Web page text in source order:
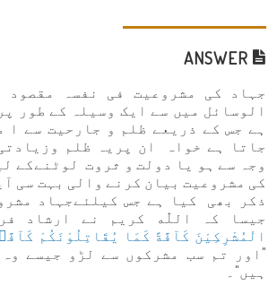
جہاد کی مشروعیت فی نفسہ مقصود
الوسائل میں سے ایک وسیلہ کے طور
ہے جس کے ذریعے ظلم و جارحیت سے ا
جاتا ہے خواہ ان پریہ ظلم
وجہ سے ہو یا دولت و ثروت لوٹنےکے
کی مشروعیت بیان کرنے والی بہت سی
ذکر بھی کیا ہے جس کیلئےجہاد
جیسا کہ اللّٰه کریم نے ارشاد
الْمُشْرِكِیْنَ كَآفَّةً كَمَا یُقَاتِلُوْنَكُمْ
"اور تم سب مشرکوں سے لڑو جیسے
ہیں"۔